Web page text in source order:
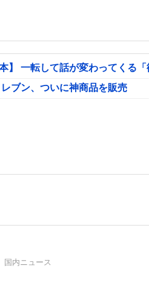
】 一転して話が変わってくる
レブン、ついに神商品を販売
国内ニュース